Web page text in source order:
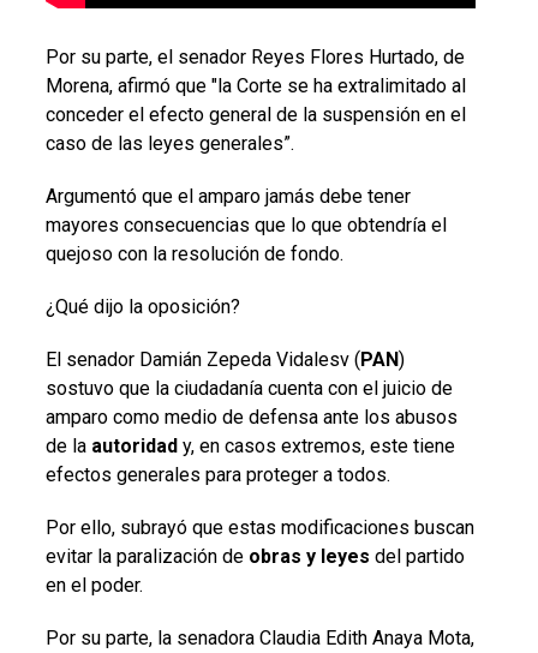
Por su parte, el senador Reyes Flores Hurtado, de
Morena, afirmó que "la Corte se ha extralimitado al
conceder el efecto general de la suspensión en el
caso de las leyes generales”.
Argumentó que el amparo jamás debe tener
mayores consecuencias que lo que obtendría el
quejoso con la resolución de fondo.
¿Qué dijo la oposición?
El senador Damián Zepeda Vidalesv (PAN)
sostuvo que la ciudadanía cuenta con el juicio de
amparo como medio de defensa ante los abusos
de la autoridady, en casos extremos, este tiene
efectos generales para proteger a todos.
Por ello, subrayó que estas modificaciones buscan
evitar la paralización de obras y leyes del partido
en el poder.
Por su parte, la senadora Claudia Edith Anaya Mota,